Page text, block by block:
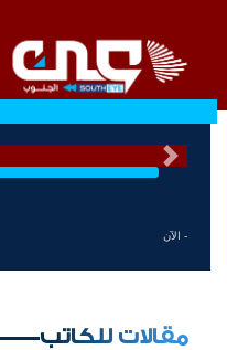
السابق
- الآن
مقالات للكاتب